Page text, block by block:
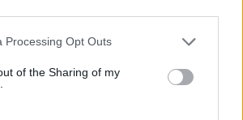
Processing Opt Outs
of the Sharing of my
coerente sia con i propri valori e